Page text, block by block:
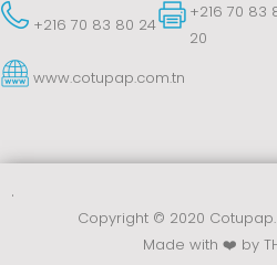
+216 70 83 80 24
+216 70 83
20
www.cotupap.com.tn
Copyright © 2020 Cotupap.
Made with ❤️ by
.